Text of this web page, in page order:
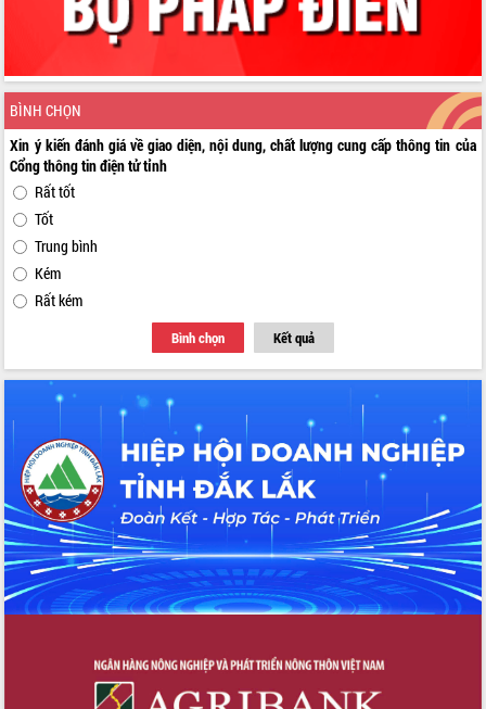
BÌNH CHỌN
Xin ý kiến đánh giá về giao diện, nội dung, chất lượng cung cấp thông tin của
Cổng thông tin điện tử tỉnh
Rất tốt
Tốt
Trung bình
Kém
Rất kém
Bình chọn Kết quả